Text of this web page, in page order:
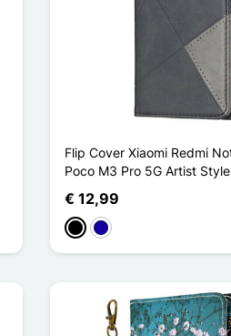
Flip Cover Xiaomi Redmi
Poco M3 Pro 5G Artist Style
€ 12,99
ZwartDonkerblauw